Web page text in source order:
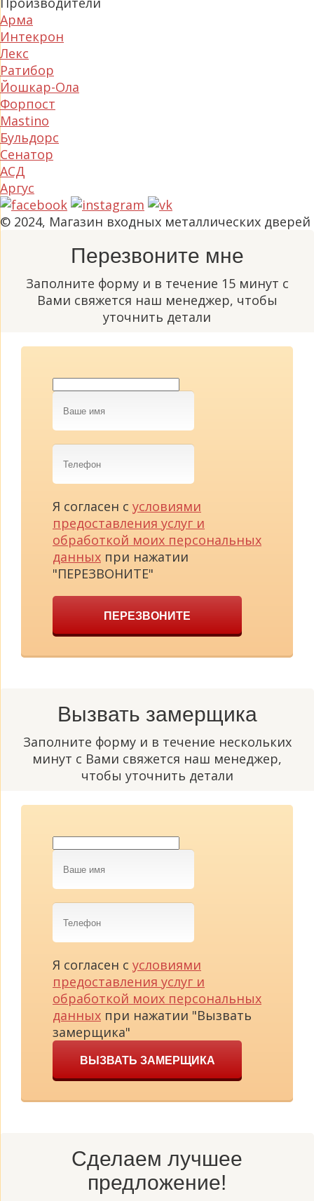
Арма
Интекрон
Лекс
Ратибор
Йошкар-Ола
Форпост
Mastino
Бульдорс
Сенатор
АСД
Аргус
© 2024, Магазин входных металлических дверей
Перезвоните мне
Заполните форму и в течение 15 минут с
Вами свяжется наш менеджер, чтобы
уточнить детали
Ваше
имя
Телефон
Я согласен с условиями
предоставления услуг и
обработкой моих персональных
данных при нажатии
"ПЕРЕЗВОНИТЕ"
ПЕРЕЗВОНИТЕ
Вызвать замерщика
Заполните форму и в течение нескольких
минут с Вами свяжется наш менеджер,
чтобы уточнить детали
Ваше
имя
Телефон
Я согласен с условиями
предоставления услуг и
обработкой моих персональных
данных при нажатии "Вызвать
замерщика"
ВЫЗВАТЬ ЗАМЕРЩИКА
Сделаем лучшее
предложение!